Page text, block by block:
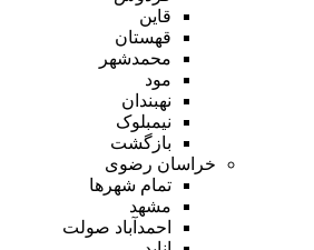
قاین
قهستان
محمدشهر
مود
نهبندان
نیمبلوک
بازگشت
خراسان رضوی
تمام شهر‌ها
مشهد
احمدآباد صولت